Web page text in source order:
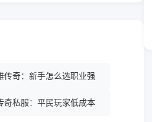
传奇：新手怎么选职业强
奇私服：平民玩家低成本